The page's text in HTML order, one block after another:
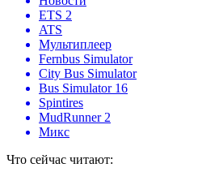
ETS 2
ATS
Мультиплеер
Fernbus Simulator
City Bus Simulator
Bus Simulator 16
Spintires
MudRunner 2
Микс
Что сейчас читают: